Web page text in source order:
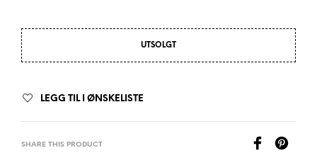
UTSOLGT
LEGG TIL I ØNSKELISTE
SHARE THIS PRODUCT